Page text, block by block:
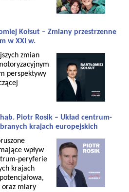
Kołsut – Zmiany przestrzenne
w XXI w.
zmian
perspektywy
Piotr Rosik – Układ centrum-
krajach europejskich
wpływ
peryferie
krajach
oraz miary